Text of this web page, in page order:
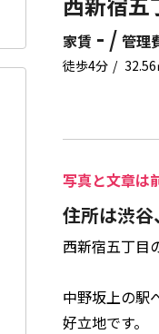
家賃 - / 管理
徒歩4分
写真と文章は
住所は渋谷
西新宿五丁目
中野坂上の駅
好立地です。